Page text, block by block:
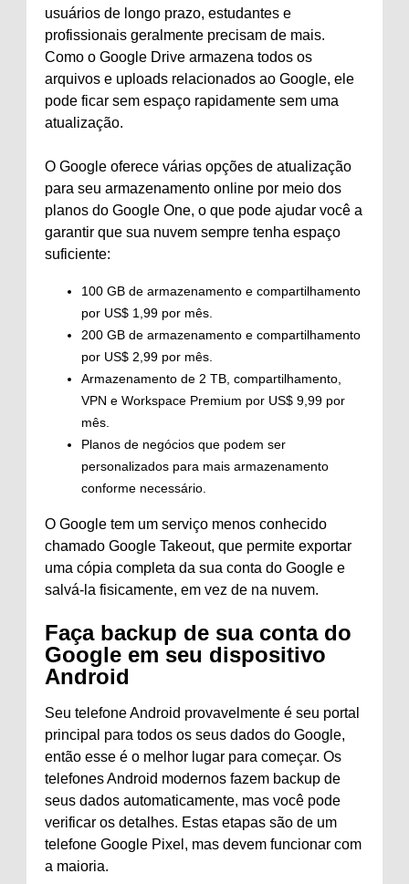
usuários de longo prazo, estudantes e
profissionais geralmente precisam de mais.
Como o Google Drive armazena todos os
arquivos e uploads relacionados ao Google, ele
pode ficar sem espaço rapidamente sem uma
atualização.
O Google oferece várias opções de atualização
para seu armazenamento online por meio dos
planos do Google One, o que pode ajudar você a
garantir que sua nuvem sempre tenha espaço
suficiente:
100 GB de armazenamento e compartilhamento
por US$ 1,99 por mês.
200 GB de armazenamento e compartilhamento
por US$ 2,99 por mês.
Armazenamento de 2 TB, compartilhamento,
VPN e Workspace Premium por US$ 9,99 por
mês.
Planos de negócios que podem ser
personalizados para mais armazenamento
conforme necessário.
O Google tem um serviço menos conhecido
chamado Google Takeout, que permite exportar
uma cópia completa da sua conta do Google e
salvá-la fisicamente, em vez de na nuvem.
Faça backup de sua conta do
Google em seu dispositivo
Android
Seu telefone Android provavelmente é seu portal
principal para todos os seus dados do Google,
então esse é o melhor lugar para começar. Os
telefones Android modernos fazem backup de
seus dados automaticamente, mas você pode
verificar os detalhes. Estas etapas são de um
telefone Google Pixel, mas devem funcionar com
a maioria.